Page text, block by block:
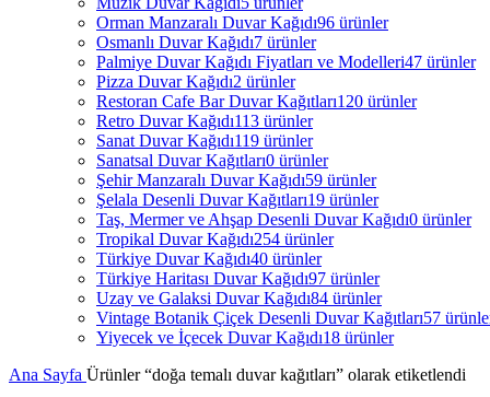
Orman Manzaralı Duvar Kağıdı96 ürünler
Osmanlı Duvar Kağıdı7 ürünler
Palmiye Duvar Kağıdı Fiyatları ve Modelleri47 ürünler
Pizza Duvar Kağıdı2 ürünler
Restoran Cafe Bar Duvar Kağıtları120 ürünler
Retro Duvar Kağıdı113 ürünler
Sanat Duvar Kağıdı119 ürünler
Sanatsal Duvar Kağıtları0 ürünler
Şehir Manzaralı Duvar Kağıdı59 ürünler
Şelala Desenli Duvar Kağıtları19 ürünler
Taş, Mermer ve Ahşap Desenli Duvar Kağıdı0 ürünler
Tropikal Duvar Kağıdı254 ürünler
Türkiye Duvar Kağıdı40 ürünler
Türkiye Haritası Duvar Kağıdı97 ürünler
Uzay ve Galaksi Duvar Kağıdı84 ürünler
Vintage Botanik Çiçek Desenli Duvar Kağıtları57
Yiyecek ve İçecek Duvar Kağıdı18 ürünler
Ana Sayfa Ürünler “doğa temalı duvar kağıtları” olarak etiketlendi